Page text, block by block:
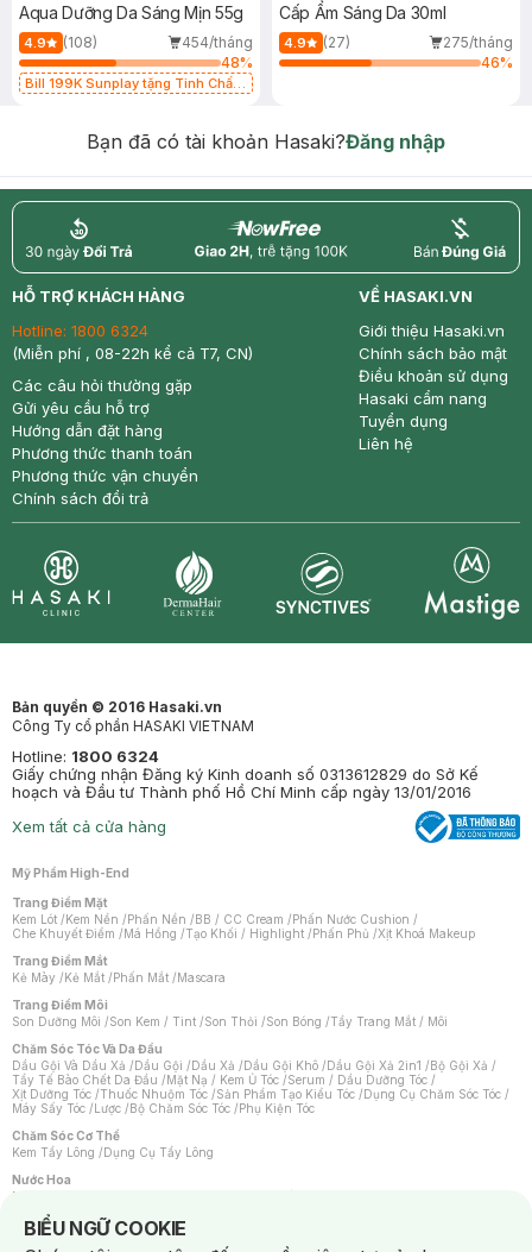
Aqua Dưỡng Da Sáng Mịn 55g
4.9 (108)
454/tháng
48%
Bill 199K Sunplay tặng Tinh Chất
Cấp Ẩm Sáng Da 30ml
4.9 (27)
275/tháng
46%
Bạn đã có tài khoản Hasaki?Đăng nhập
return nowfree price
HỖ TRỢ KHÁCH HÀNG
Hotline: 1800 6324
(Miễn phí , 08-22h kể cả T7, CN)
Các câu hỏi thường gặp
Gửi yêu cầu hỗ trợ
Hướng dẫn đặt hàng
Phương thức thanh toán
Phương thức vận chuyển
Chính sách đổi trả
VỀ HASAKI.VN
Giới thiệu Hasaki.vn
Chính sách bảo mật
Điều khoản sử dụng
Hasaki cẩm nang
Tuyển dụng
Liên hệ
Bản quyền © 2016 Hasaki.vn
Công Ty cổ phần HASAKI VIETNAM
Hotline: 1800 6324
Giấy chứng nhận Đăng ký Kinh doanh số 0313612829 do Sở Kế
hoạch và Đầu tư Thành phố Hồ Chí Minh cấp ngày 13/01/2016
Xem tất cả cửa hàng
Mỹ Phẩm High-End
Trang Điểm Mặt
Kem Lót /Kem Nền /Phấn Nền /BB / CC Cream /Phấn Nước Cushion /
Che Khuyết Điểm /Má Hồng /Tạo Khối / Highlight /Phấn Phủ /Xịt Khoá Makeup
Trang Điểm Mắt
Kẻ Mày /Kẻ Mắt /Phấn Mắt /Mascara
Trang Điểm Môi
Son Dưỡng Môi /Son Kem / Tint /Son Thỏi /Son Bóng /Tẩy Trang Mắt / Môi
Chăm Sóc Tóc Và Da Đầu
Dầu Gội Và Dầu Xả /Dầu Gội /Dầu Xả /Dầu Gội Khô /Dầu Gội Xả 2in1 /Bộ Gội Xả /
Tẩy Tế Bào Chết Da Đầu /Mặt Nạ / Kem Ủ Tóc /Serum / Dầu Dưỡng Tóc /
Xịt Dưỡng Tóc /Thuốc Nhuộm Tóc /Sản Phẩm Tạo Kiểu Tóc /Dụng Cụ Chăm Sóc Tóc /
Máy Sấy Tóc /Lược /Bộ Chăm Sóc Tóc /Phụ Kiện Tóc
Chăm Sóc Cơ Thể
Kem Tẩy Lông /Dụng Cụ Tẩy Lông
Nước Hoa
Nước Hoa Nữ
Chăm Sóc Cá Nhân
BIỂU NGỮ COOKIE
Notice about cookies usage